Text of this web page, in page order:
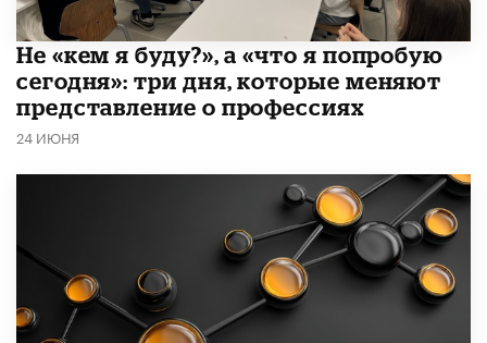
Не «кем я буду?», а «что я попробую
сегодня»: три дня, которые меняют
представление о профессиях
24 ИЮНЯ